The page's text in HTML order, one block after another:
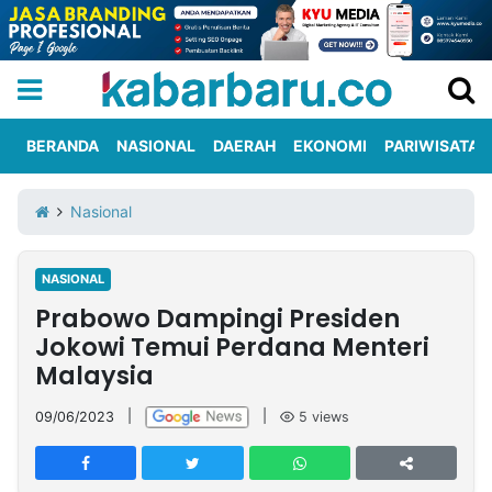
Iklan
Berita
Kami
Nasional
International
Olahraga
Entertainment
Daerah
Pariwisata
Kuliner
Kolom
Network
PT
TREETAN
BERANDA NASIONAL DAERAH EKONOMI PARIWISATA
Nasional
NASIONAL
Prabowo Dampingi Presiden
Jokowi Temui Perdana Menteri
Malaysia
09/06/2023 5 views